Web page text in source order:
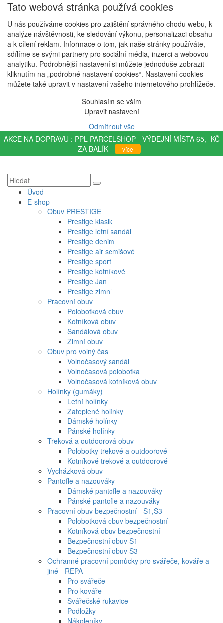
Tato webová stránka používá cookies
U nás používáme cookies pro zajištění správného chodu webu, k
analýze návštěvnosti, ke sledování výkonu, personalizaci obsahu
a k cílení reklam. Informace o tom, jak naše stránky používáte,
sdílíme se svými partnery pro sociální média, inzerci a webovou
analytiku. Podrobnější nastavení si můžete jednoduše zobrazit
kliknutím na „podrobné nastavení cookies“. Nastavení cookies
můžete také upravit v nastavení vašeho internetového prohlížeče.
Souhlasím se vším
Upravit nastavení
Odmítnout vše
AKCE NA DOPRAVU : PPL PARCELSHOP - VÝDEJNÍ MÍSTA 65,- KČ
ZA BALÍK
více
Úvod
E-shop
Obuv PRESTIGE
Prestige klasik
Prestige letní sandál
Prestige denim
Prestige air semišové
Prestige sport
Prestige kotníkové
Prestige Jan
Prestige zimní
Pracovní obuv
Polobotková obuv
Kotníková obuv
Sandálová obuv
Zimní obuv
Obuv pro volný čas
Volnočasový sandál
Volnočasová polobotka
Volnočasová kotníková obuv
Holínky (gumáky)
Letní holínky
Zateplené holínky
Dámské holínky
Pánské holínky
Treková a outdoorová obuv
Polobotky trekové a outdoorové
Kotníkové trekové a outdoorové
Vycházková obuv
Pantofle a nazouváky
Dámské pantofle a nazouváky
Pánské pantofle a nazouváky
Pracovní obuv bezpečnostní - S1,S3
Polobotková obuv bezpečnostní
Kotníková obuv bezpečnostní
Bezpečnostní obuv S1
Bezpečnostní obuv S3
Ochranné pracovní pomůcky pro svářeče, kováře a
jiné - REPA
Pro svářeče
Pro kováře
Svářečské rukavice
Podložky
Nákoleníky